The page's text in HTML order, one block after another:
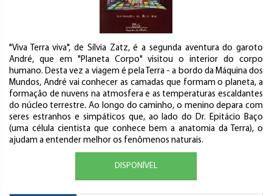
"Viva Terra viva", de Sílvia Zatz, é a segunda aventura do garoto
André, que em "Planeta Corpo" visitou o interior do corpo
humano. Desta vez a viagem é pela Terra - a bordo da Máquina dos
Mundos, André vai conhecer as camadas que formam o planeta, a
formação de nuvens na atmosfera e as temperaturas escaldantes
do núcleo terrestre. Ao longo do caminho, o menino depara com
seres estranhos e simpáticos que, ao lado do Dr. Epitácio Baço
(uma célula cientista que conhece bem a anatomia da Terra), o
ajudam a entender melhor os fenômenos naturais.
DISPONÍVEL